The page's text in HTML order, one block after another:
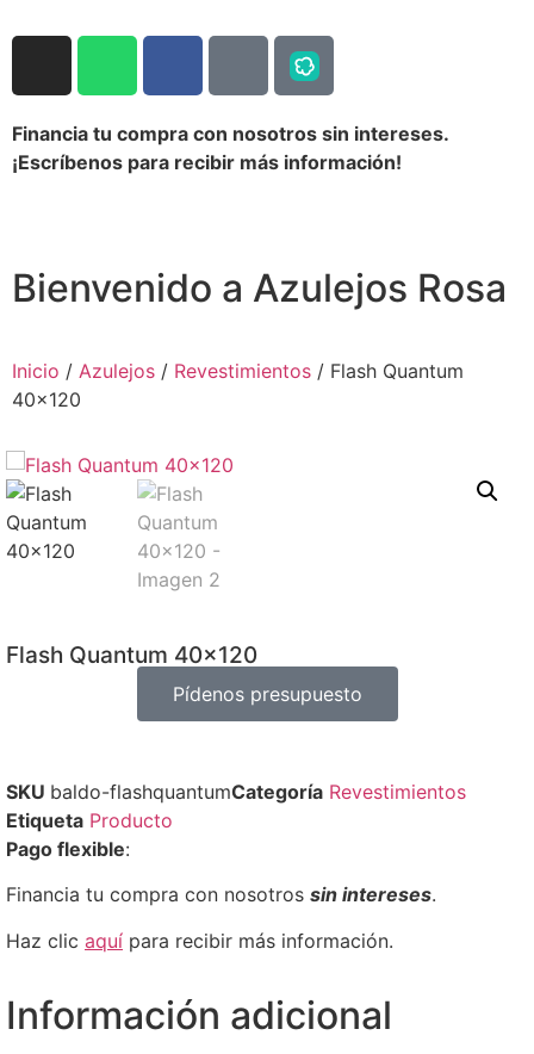
Financia tu compra con nosotros sin intereses.
¡Escríbenos para recibir más información!
Bienvenido a Azulejos Rosa
Inicio / Azulejos / Revestimientos / Flash Quantum
40×120
Flash Quantum 40×120
Pídenos presupuesto
SKU baldo-flashquantumCategoría Revestimientos
Etiqueta Producto
Pago flexible:
Financia tu compra con nosotros sin intereses.
Haz clic aquí para recibir más información.
Información adicional